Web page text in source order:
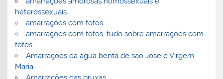
heterossexuais
amarrações com fotos
amarrações com fotos, tudo sobre amarrações com
fotos
Amarrações da água benta de são José e Virgem
Maria